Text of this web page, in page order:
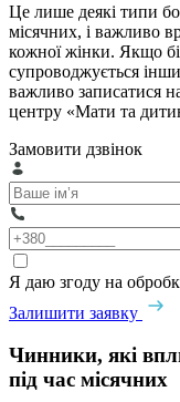
Це лише деякі типи
місячних, і важливо
кожної жінки. Якщо
супроводжується
важливо записатися
центру «Мати та
Замовити дзвінок
Я даю згоду на
Залишити заявку
Чинники, які
під час місячних